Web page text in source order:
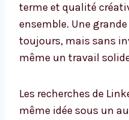
terme et qualité
ensemble. Une
toujours, mais sans
même un travail
Les recherches de
même idée sous un